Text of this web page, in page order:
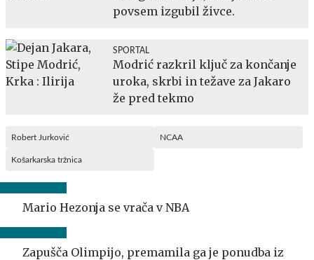
povsem izgubil živce.
SPORTAL
Modrić razkril ključ za končanje
uroka, skrbi in težave za Jakaro
že pred tekmo
Robert Jurković NCAA
Košarkarska tržnica
Mario Hezonja se vrača v NBA
Zapušča Olimpijo, premamila ga je ponudba iz